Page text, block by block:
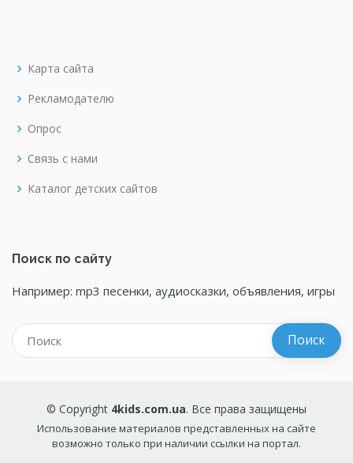
Карта сайта
Рекламодателю
Опрос
Связь с нами
Каталог детских сайтов
Поиск по сайту
Например: mp3 песенки, аудиосказки, объявления, игры
© Copyright 4kids.com.ua. Все права защищены
Использование материалов представленных на сайте
возможно только при наличии ссылки на портал.